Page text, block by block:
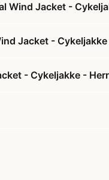
Wind Jacket -
Jacket -
- Cykeljakke -